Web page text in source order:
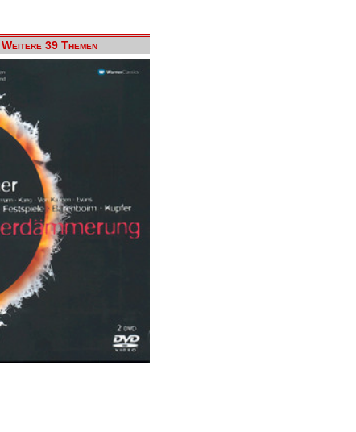
Weitere 39 Themen